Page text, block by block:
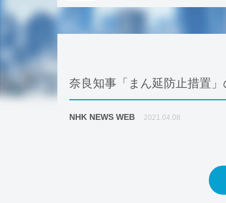
奈良知事「まん延防止措置」
NHK NEWS WEB 2021.04.08